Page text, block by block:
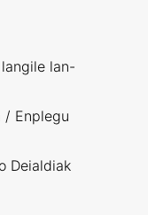
lan-
/ Enplegu
Deialdiak